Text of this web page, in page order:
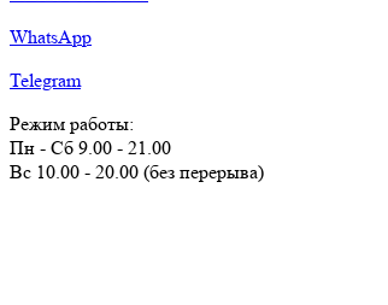
WhatsApp
Telegram
Режим работы:
Пн - Сб 9.00 - 21.00
Вс 10.00 - 20.00 (без перерыва)